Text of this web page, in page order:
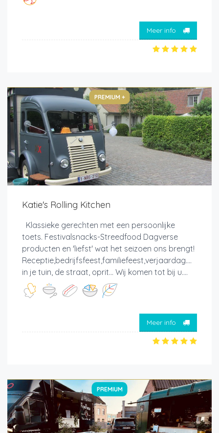
Meer info
PREMIUM +
Katie's Rolling Kitchen
Klassieke gerechten met een persoonlijke
toets. Festivalsnacks-Streedfood Dagverse
producten en 'liefst' wat het seizoen ons brengt!
Receptie,bedrijfsfeest,familiefeest,verjaardag....
in je tuin, de straat, oprit... Wij komen tot bij u....
Meer info
PREMIUM